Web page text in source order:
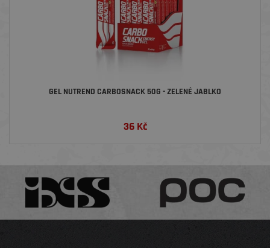
GEL NUTREND CARBOSNACK 50G - ZELENÉ JABLKO
36Kč